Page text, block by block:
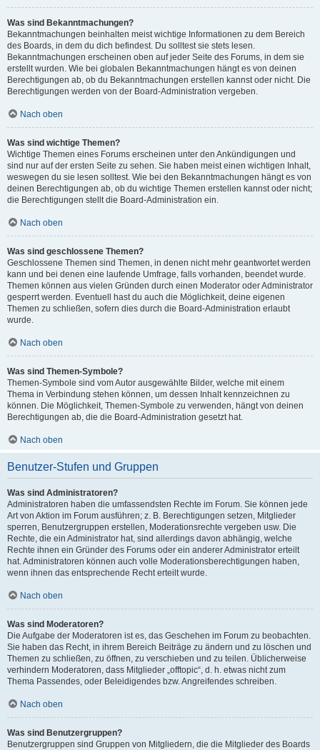
Was sind Bekanntmachungen?
Bekanntmachungen beinhalten meist wichtige Informationen zu dem Bereich
des Boards, in dem du dich befindest. Du solltest sie stets lesen.
Bekanntmachungen erscheinen oben auf jeder Seite des Forums, in dem sie
erstellt wurden. Wie bei globalen Bekanntmachungen hängt es von deinen
Berechtigungen ab, ob du Bekanntmachungen erstellen kannst oder nicht. Die
Berechtigungen werden von der Board-Administration vergeben.
Nach oben
Was sind wichtige Themen?
Wichtige Themen eines Forums erscheinen unter den Ankündigungen und
sind nur auf der ersten Seite zu sehen. Sie haben meist einen wichtigen Inhalt,
weswegen du sie lesen solltest. Wie bei den Bekanntmachungen hängt es von
deinen Berechtigungen ab, ob du wichtige Themen erstellen kannst oder nicht;
die Berechtigungen stellt die Board-Administration ein.
Nach oben
Was sind geschlossene Themen?
Geschlossene Themen sind Themen, in denen nicht mehr geantwortet werden
kann und bei denen eine laufende Umfrage, falls vorhanden, beendet wurde.
Themen können aus vielen Gründen durch einen Moderator oder Administrator
gesperrt werden. Eventuell hast du auch die Möglichkeit, deine eigenen
Themen zu schließen, sofern dies durch die Board-Administration erlaubt
wurde.
Nach oben
Was sind Themen-Symbole?
Themen-Symbole sind vom Autor ausgewählte Bilder, welche mit einem
Thema in Verbindung stehen können, um dessen Inhalt kennzeichnen zu
können. Die Möglichkeit, Themen-Symbole zu verwenden, hängt von deinen
Berechtigungen ab, die die Board-Administration gesetzt hat.
Nach oben
Benutzer-Stufen und Gruppen
Was sind Administratoren?
Administratoren haben die umfassendsten Rechte im Forum. Sie können jede
Art von Aktion im Forum ausführen; z. B. Berechtigungen setzen, Mitglieder
sperren, Benutzergruppen erstellen, Moderationsrechte vergeben usw. Die
Rechte, die ein Administrator hat, sind allerdings davon abhängig, welche
Rechte ihnen ein Gründer des Forums oder ein anderer Administrator erteilt
hat. Administratoren können auch volle Moderationsberechtigungen haben,
wenn ihnen das entsprechende Recht erteilt wurde.
Nach oben
Was sind Moderatoren?
Die Aufgabe der Moderatoren ist es, das Geschehen im Forum zu beobachten.
Sie haben das Recht, in ihrem Bereich Beiträge zu ändern und zu löschen und
Themen zu schließen, zu öffnen, zu verschieben und zu teilen. Üblicherweise
verhindern Moderatoren, dass Mitglieder „offtopic“, d. h. etwas nicht zum
Thema Passendes, oder Beleidigendes bzw. Angreifendes schreiben.
Nach oben
Was sind Benutzergruppen?
Benutzergruppen sind Gruppen von Mitgliedern, die die Mitglieder des Boards